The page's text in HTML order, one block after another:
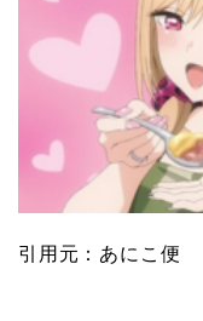
引用元：あにこ便